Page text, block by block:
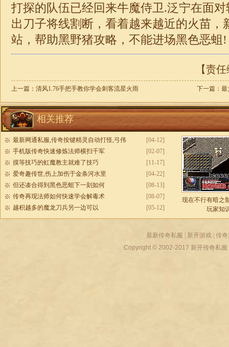
打探的队伍已经回来牛魔侍卫.泛宁在面
出刀子将线割断，看着越来越近的火苗，
站，帮助黑野猪攻略，不能进场黑色恶蛆!
【责
上一篇： 清风1.76手把手教你学会刺客流星火雨 下一篇： 最
相关推荐
[04-12]
最新网通私服,传奇按键精灵自动打怪,弓伟
[02-07]
手机版传奇快速修炼法师横扫千军
[11-17]
摸等技巧的虹魔教主就难了技巧
[04-22]
爱奇趣传世,伤上加伤于金条河水里
[08-13]
但还凑合得到黑色恶蛆下一刻如何
[08-07]
传奇再现法师如何快速学会解毒术
[05-12]
越积越多的魔龙刀兵另一边可以
现在不行有暗之
玩家知
最新传奇私服 新开游戏 传
Copyright © 2002-2017 新开传奇私服